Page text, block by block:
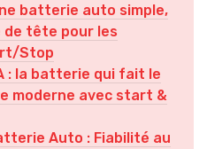
batterie auto simple,
de tête pour les
Stop
: la batterie qui fait le
moderne avec start &
Auto : Fiabilité au